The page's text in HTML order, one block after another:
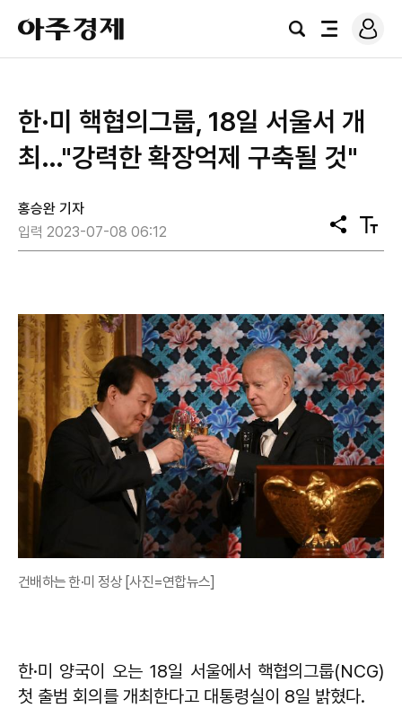
아
주
경
검
전
로
그
한·미 핵협의그룹, 18일 서울서 개
최…"강력한 확장억제 구축될 것"
홍승완 기자
입력 2023-07-08 06:12
공
유
텍
스
건배하는 한·미 정상 [사진=연합뉴스]
한·미 양국이 오는 18일 서울에서 핵협의그룹(NCG)
첫 출범 회의를 개최한다고 대통령실이 8일 밝혔다.